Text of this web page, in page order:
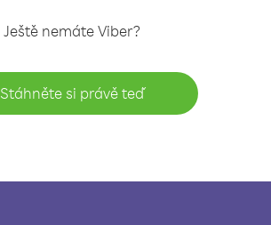
Ještě nemáte Viber?
Stáhněte si právě teď